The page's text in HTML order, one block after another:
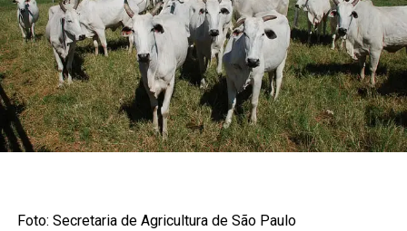
26/27, mas segue atrasadaapareceu primeiro emCanal
Rural.
Foto: Secretaria de Agricultura de São Paulo